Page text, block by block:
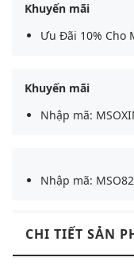
Khuyến mãi
Ưu Đãi 10% Cho
Khuyến mãi
Nhập mã:
Nhập mã:
CHI TIẾT SẢN